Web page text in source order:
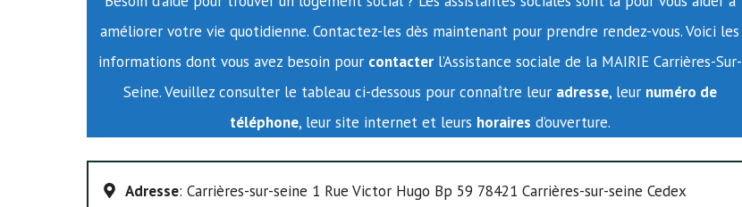
améliorer votre vie quotidienne. Contactez-les dès maintenant pour prendre rendez-vous. Voici les
informations dont vous avez besoin pour contacterl’Assistance sociale de la MAIRIE Carrières-Sur-
Seine. Veuillez consulter le tableau ci-dessous pour connaître leur adresse, leur numéro de
téléphone, leur site internet et leurs horaires d’ouverture.
Adresse: Carrières-sur-seine 1 Rue Victor Hugo Bp 59 78421 Carrières-sur-seine Cedex